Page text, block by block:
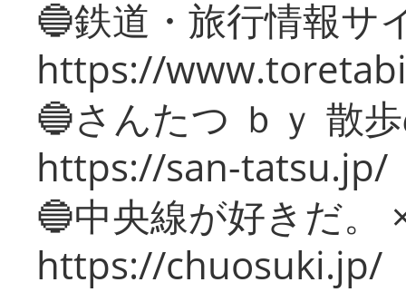
🔵鉄道・旅行情報サ
https://
🔵さんたつ ｂｙ 散
https://san-tatsu.jp/
🔵中央線が好きだ。
https://chuosuki.jp/